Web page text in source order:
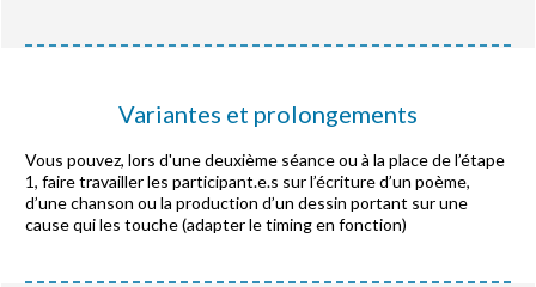
Variantes et prolongements
Vous pouvez, lors d'une deuxième séance ou à la place de l’étape
1, faire travailler les participant.e.s sur l’écriture d’un poème,
d’une chanson ou la production d’un dessin portant sur une
cause qui les touche (adapter le timing en fonction)